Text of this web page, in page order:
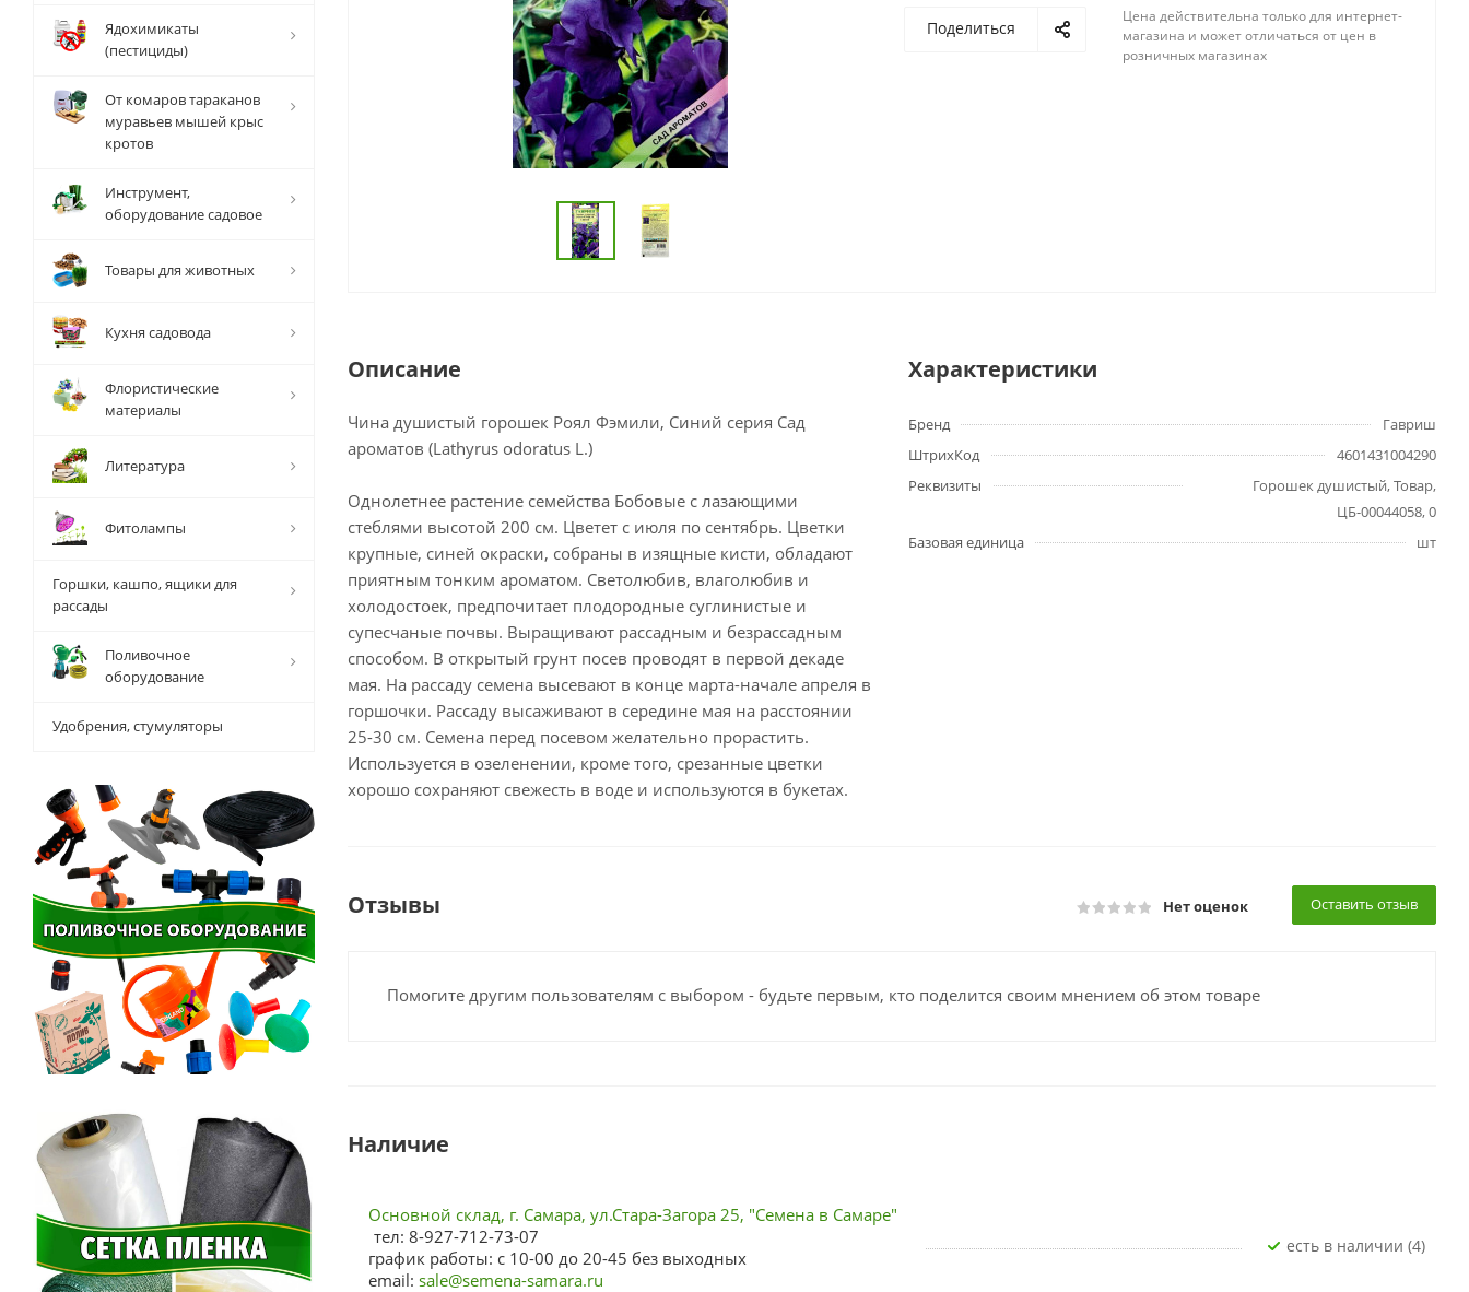
Поделиться
Цена действительна только для интернет-
магазина и может отличаться от цен в
розничных магазинах
Описание
Чина душистый горошек Роял Фэмили, Синий серия Сад
ароматов (Lathyrus odoratus L.)
Однолетнее растение семейства Бобовые с лазающими
стеблями высотой 200 см. Цветет с июля по сентябрь. Цветки
крупные, синей окраски, собраны в изящные кисти, обладают
приятным тонким ароматом. Светолюбив, влаголюбив и
холодостоек, предпочитает плодородные суглинистые и
супесчаные почвы. Выращивают рассадным и безрассадным
способом. В открытый грунт посев проводят в первой декаде
мая. На рассаду семена высевают в конце марта-начале апреля в
горшочки. Рассаду высаживают в середине мая на расстоянии
25-30 см. Семена перед посевом желательно прорастить.
Используется в озеленении, кроме того, срезанные цветки
хорошо сохраняют свежесть в воде и используются в букетах.
Характеристики
Бренд
Гавриш
ШтрихКод
4601431004290
Реквизиты
Горошек душистый, Товар,
ЦБ-00044058, 0
Базовая единица
шт
Отзывы Нет оценок Оставить отзыв
Помогите другим пользователям с выбором - будьте первым, кто поделится своим мнением об этом товаре
Наличие
Основной склад, г. Самара, ул.Стара-Загора 25, "Семена в Самаре"
тел: 8-927-712-73-07
график работы: с 10-00 до 20-45 без выходных
email: sale@semena-samara.ru
Есть в наличии (4)
Ядохимикаты
(пестициды)
От комаров тараканов
муравьев мышей крыс
кротов
Инструмент,
оборудование садовое
Товары для животных
Кухня садовода
Флористические
материалы
Литература
Фитолампы
Горшки, кашпо, ящики для
рассады
Поливочное
оборудование
Удобрения, стумуляторы